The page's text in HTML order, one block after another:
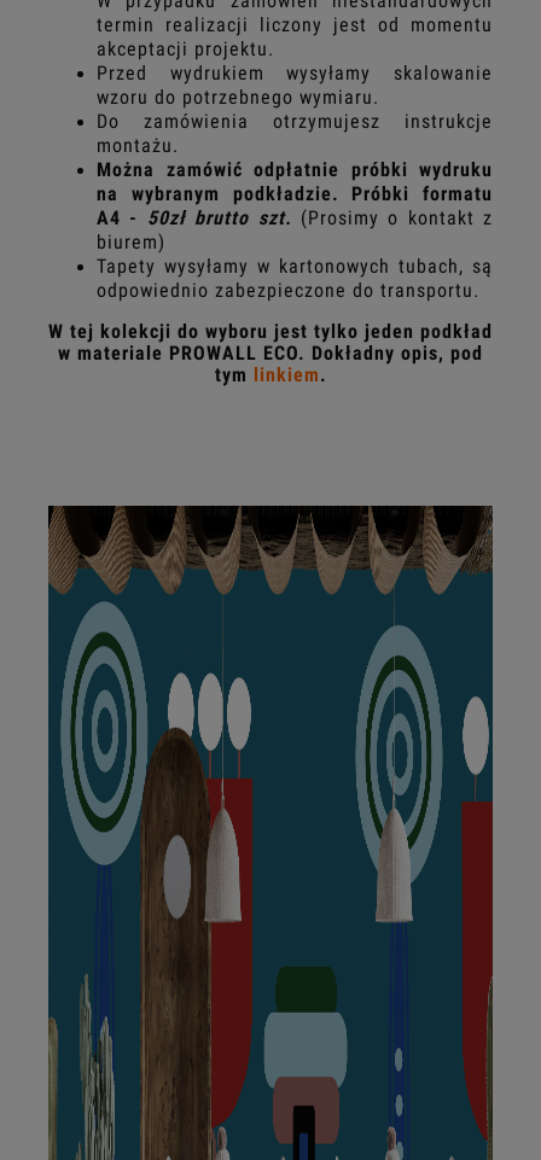
termin realizacji liczony jest od momentu
akceptacji projektu.
Przed wydrukiem wysyłamy skalowanie
wzoru do potrzebnego wymiaru.
Do zamówienia otrzymujesz instrukcje
montażu.
Można zamówić odpłatnie próbki wydruku
na wybranym podkładzie. Próbki formatu
A4 - 50zł brutto szt. (Prosimy o kontakt z
biurem)
Tapety wysyłamy w kartonowych tubach, są
odpowiednio zabezpieczone do transportu.
W tej kolekcji do wyboru jest tylko jeden podkład
w materiale PROWALL ECO. Dokładny opis, pod
tym linkiem.